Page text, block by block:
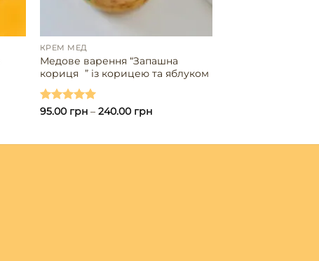
КРЕМ МЕД
Медове варення “Запашна
кориця ” із корицею та яблуком
Оцінено в
95.00 грн– 240.00 грн